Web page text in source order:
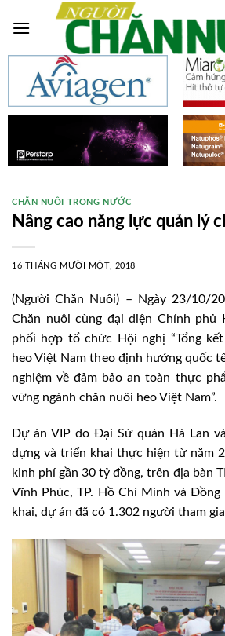
CHĂN NUÔI TRONG NƯỚC
Nâng cao năng lực quản lý
16 THÁNG MƯỜI MỘT, 2018
(Người Chăn Nuôi) – Ngày 23/10/
Chăn nuôi cùng đại diện Chính phủ
phối hợp tổ chức Hội nghị “Tổng
heo Việt Nam theo định hướng quốc
nghiệm về đảm bảo an toàn thực
vững ngành chăn nuôi heo Việt Nam”.
Dự án VIP do Đại Sứ quán Hà Lan
dựng và triển khai thực hiện từ năm
kinh phí gần 30 tỷ đồng, trên địa bàn
Vĩnh Phúc, TP. Hồ Chí Minh và Đồng
khai, dự án đã có 1.302 người tham